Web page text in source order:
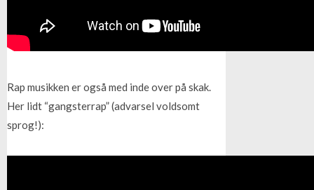
Rap musikken er også med inde over på skak.
Her lidt “gangsterrap” (advarsel voldsomt
sprog!):